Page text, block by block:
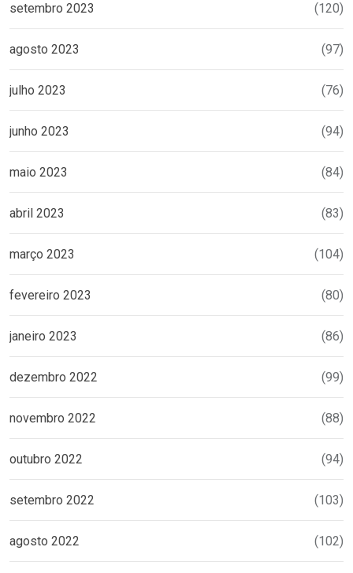
setembro 2023 (120)
agosto 2023 (97)
julho 2023 (76)
junho 2023 (94)
maio 2023 (84)
abril 2023 (83)
março 2023 (104)
fevereiro 2023 (80)
janeiro 2023 (86)
dezembro 2022 (99)
novembro 2022 (88)
outubro 2022 (94)
setembro 2022 (103)
agosto 2022 (102)